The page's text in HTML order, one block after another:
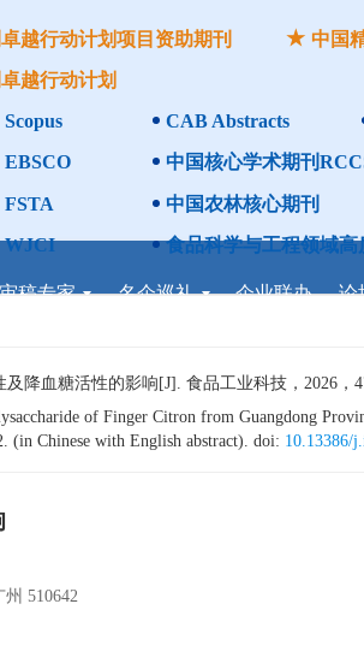
越行动计划项目资助期刊
中国
越行动计划
Scopus CAB Abstracts
EBSCO 中国核心学术期刊
FSTA 中国农林核心期刊
WJCI 食品科学与工程领域
稿专家 名企巡礼 企业联办 论
降血糖活性的影响[J]. 食品工业科技，2026，
of Finger Citron from Guangdong
(in Chinese with English abstract). doi: 10.13386/
510642